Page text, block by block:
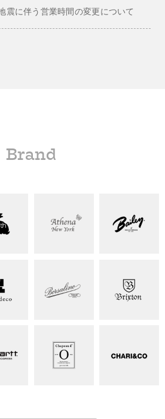
震に伴う営業時間の変更について
Brand